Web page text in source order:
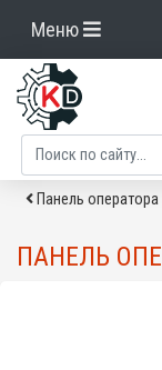
Меню
Панель оператора
ПАНЕЛЬ